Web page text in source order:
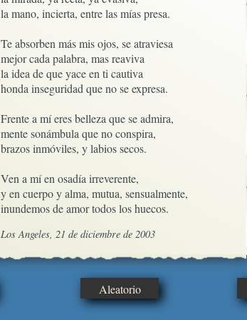
la mano, incierta, entre las mías presa.
Te absorben más mis ojos, se atraviesa
mejor cada palabra, mas reaviva
la idea de que yace en ti cautiva
honda inseguridad que no se expresa.
Frente a mí eres belleza que se admira,
mente sonámbula que no conspira,
brazos inmóviles, y labios secos.
Ven a mí en osadía irreverente,
y en cuerpo y alma, mutua, sensualmente,
inundemos de amor todos los huecos.
Los Angeles, 21 de diciembre de 2003
Aleatorio